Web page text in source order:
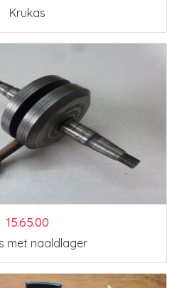
Krukas
15.65.00
met naaldlager